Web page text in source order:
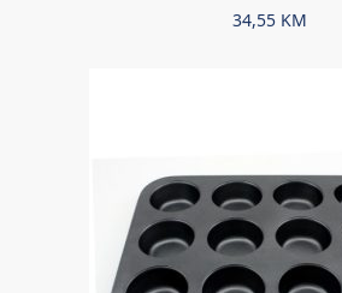
34,55 KM